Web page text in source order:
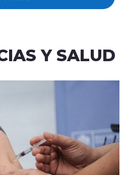
Y SALUD